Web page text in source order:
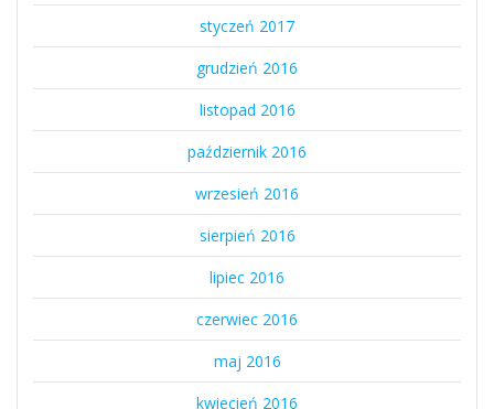
styczeń 2017
grudzień 2016
listopad 2016
październik 2016
wrzesień 2016
sierpień 2016
lipiec 2016
czerwiec 2016
maj 2016
kwiecień 2016